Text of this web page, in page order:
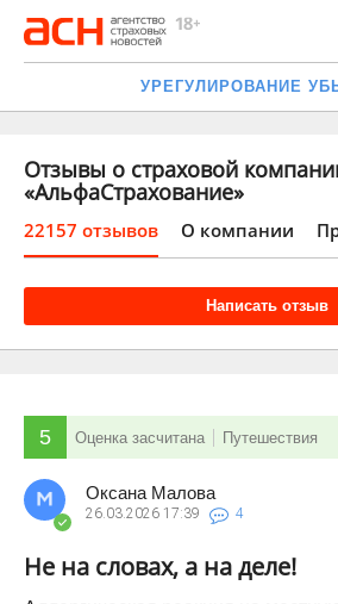
УРЕГУЛИРОВАНИЕ
Отзывы о страховой
«АльфаСтрахование»
22157 отзывов О компании
Написать отзыв
5 Оценка засчитана Путешествия
Оксана Малова
26.03.2026 17:39 4
Не на словах, а на деле!